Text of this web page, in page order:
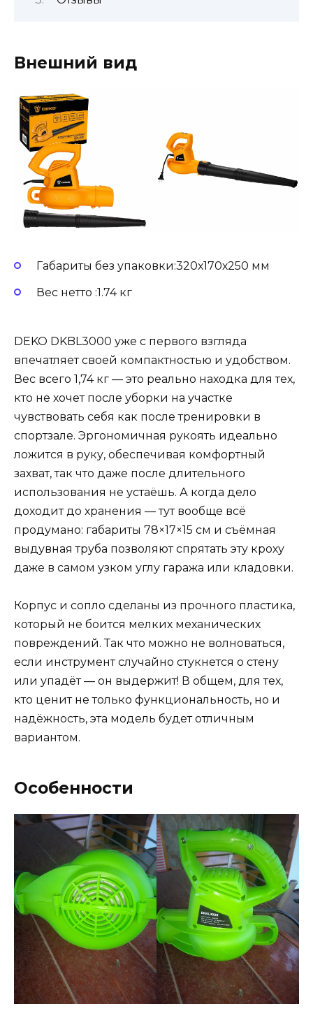
Внешний вид
Габариты без упаковки:320х170х250 мм
Вес нетто :1.74 кг
DEKO DKBL3000 уже с первого взгляда
впечатляет своей компактностью и удобством.
Вес всего 1,74 кг — это реально находка для тех,
кто не хочет после уборки на участке
чувствовать себя как после тренировки в
спортзале. Эргономичная рукоять идеально
ложится в руку, обеспечивая комфортный
захват, так что даже после длительного
использования не устаёшь. А когда дело
доходит до хранения — тут вообще всё
продумано: габариты 78×17×15 см и съёмная
выдувная труба позволяют спрятать эту кроху
даже в самом узком углу гаража или кладовки.
Корпус и сопло сделаны из прочного пластика,
который не боится мелких механических
повреждений. Так что можно не волноваться,
если инструмент случайно стукнется о стену
или упадёт — он выдержит! В общем, для тех,
кто ценит не только функциональность, но и
надёжность, эта модель будет отличным
вариантом.
Особенности